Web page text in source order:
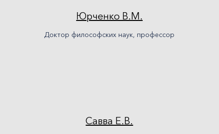
Юрченко В.М.
Доктор философских наук, профессор
Савва Е.В.